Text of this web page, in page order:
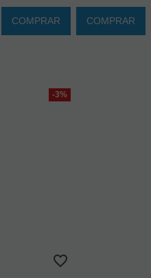
COMPRAR COMPRAR
-3%